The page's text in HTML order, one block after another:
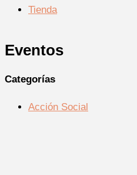
Tienda
Eventos
Categorías
Acción Social